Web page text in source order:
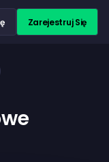
Zarejestruj Się